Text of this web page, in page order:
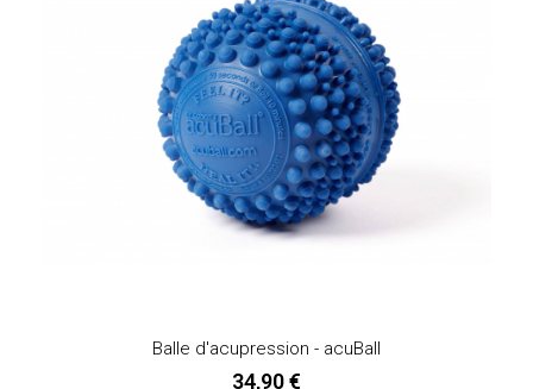
Balle d'acupression - acuBall
34,90 €